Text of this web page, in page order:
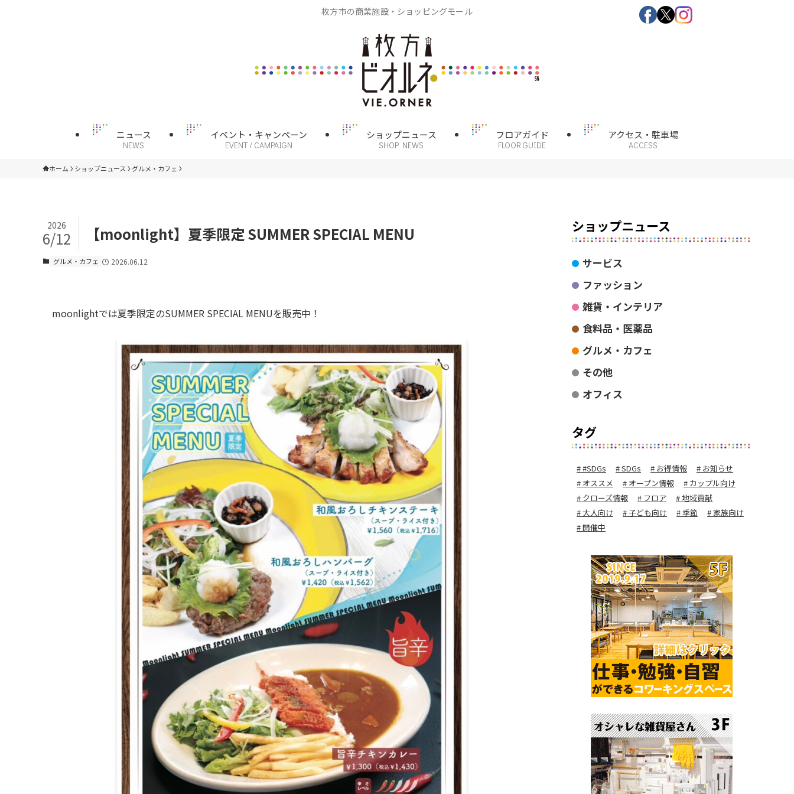
枚方市の商業施設・ショッピングモール
ニュース
NEWS
イベント・キャンペーン
EVENT / CAMPAIGN
ショップニュース
SHOP NEWS
フロアガイド
FLOOR GUIDE
アクセス・駐車場
ACCESS
ホーム ショップニュース グルメ・カフェ
【moonlight】夏季限定 SUMMER SPECIAL MENU
2026
6/12
グルメ・カフェ 2026.06.12
moonlightでは夏季限定のSUMMER SPECIAL MENUを販売中！
ショップニュース
サービス
ファッション
雑貨・インテリア
食料品・医薬品
グルメ・カフェ
その他
オフィス
タグ
#SDGs SDGs お得情報
お知らせ
オススメ
オープン情報
カップル向け
クローズ情報
フロア
地域貢献
大人向け
子ども向け 季節
家族向け
開催中